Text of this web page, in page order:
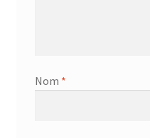
Nom *